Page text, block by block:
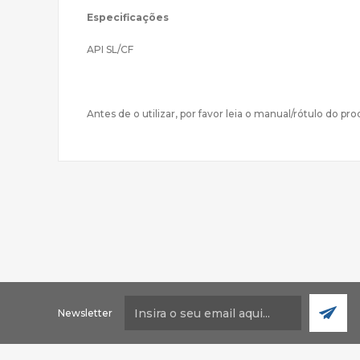
Especificações
API SL/CF
Antes de o utilizar, por favor leia o manual/rótulo do
Newsletter